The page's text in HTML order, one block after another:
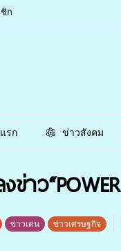
ก
รก ข่าวสังคม
ข่าว
ข่าวเด่น ข่าวเศรษฐกิจ